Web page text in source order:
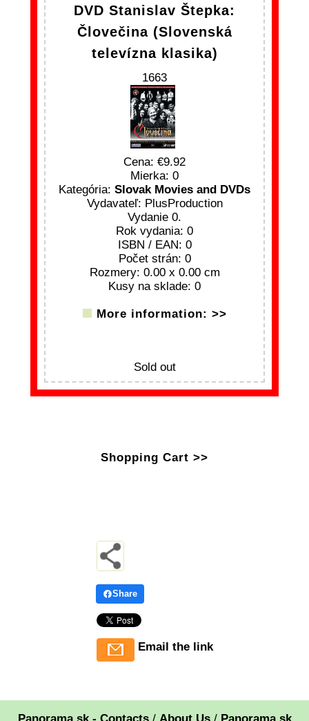
DVD Stanislav Štepka:
Človečina (Slovenská
televízna klasika)
1663
Cena:
9.92
Mierka: 0
Kategória: Slovak Movies and DVDs
Vydavateľ: PlusProduction
Vydanie 0.
Rok vydania: 0
ISBN / EAN: 0
Počet strán: 0
Rozmery: 0.00 x 0.00 cm
Kusy na sklade: 0
More information: >>
Sold out
Shopping Cart >>
Share
Email the link